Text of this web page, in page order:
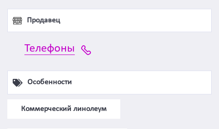
Продавец
Телефоны
Особенности
Коммерческий линолеум